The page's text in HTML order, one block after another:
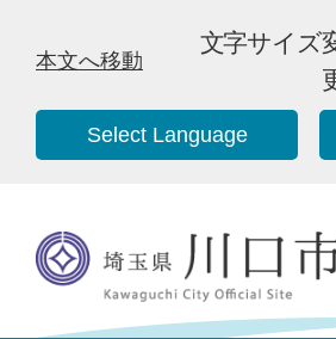
本文へ移動
文字サイズ
Select Language